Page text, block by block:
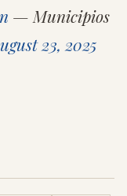
— Municipios
23, 2025